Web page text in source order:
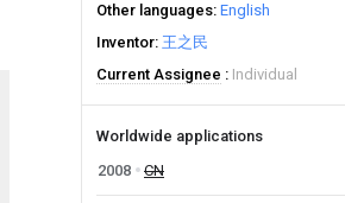
Other languages English
Inventor 王之民
Current Assignee
Individual
Worldwide applications
2008
CN